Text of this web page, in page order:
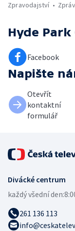
Zpravodajství
Hyde Park
Facebook
Napište
Otevřít
kontaktní
formulář
Divácké centrum
každý všední den:
261 136 113